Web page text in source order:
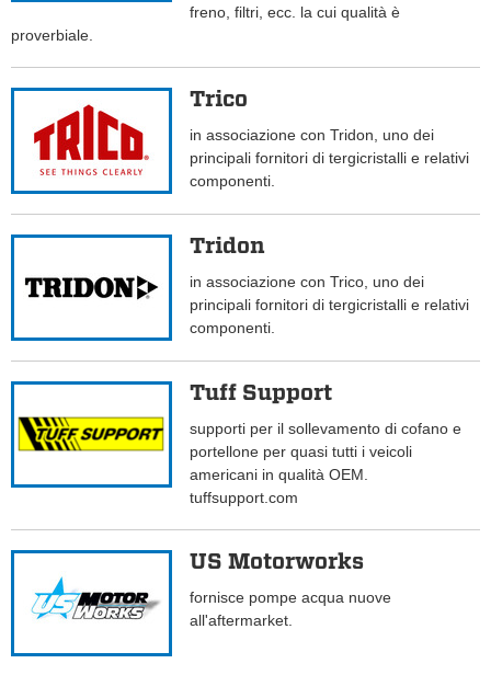
freno, filtri, ecc. la cui qualità è
proverbiale.
Trico
in associazione con Tridon, uno dei
principali fornitori di tergicristalli e relativi
componenti.
Tridon
in associazione con Trico, uno dei
principali fornitori di tergicristalli e relativi
componenti.
Tuff Support
supporti per il sollevamento di cofano e
portellone per quasi tutti i veicoli
americani in qualità OEM.
tuffsupport.com
US Motorworks
fornisce pompe acqua nuove
all'aftermarket.